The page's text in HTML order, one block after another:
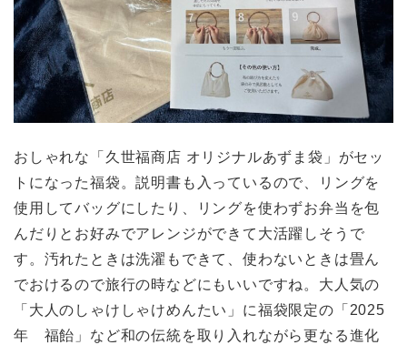
おしゃれな「久世福商店 オリジナルあずま袋」がセッ
トになった福袋。説明書も入っているので、リングを
使用してバッグにしたり、リングを使わずお弁当を包
んだりとお好みでアレンジができて大活躍しそうで
す。汚れたときは洗濯もできて、使わないときは畳ん
でおけるので旅行の時などにもいいですね。大人気の
「大人のしゃけしゃけめんたい」に福袋限定の「2025
年 福飴」など和の伝統を取り入れながら更なる進化